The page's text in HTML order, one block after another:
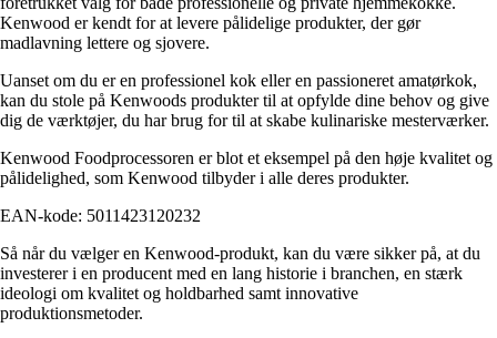
Kenwood er kendt for at levere pålidelige produkter, der gør
madlavning lettere og sjovere.
Uanset om du er en professionel kok eller en passioneret amatørkok,
kan du stole på Kenwoods produkter til at opfylde dine behov og give
dig de værktøjer, du har brug for til at skabe kulinariske mesterværker.
Kenwood Foodprocessoren er blot et eksempel på den høje kvalitet og
pålidelighed, som Kenwood tilbyder i alle deres produkter.
EAN-kode: 5011423120232
Så når du vælger en Kenwood-produkt, kan du være sikker på, at du
investerer i en producent med en lang historie i branchen, en stærk
ideologi om kvalitet og holdbarhed samt innovative
produktionsmetoder.